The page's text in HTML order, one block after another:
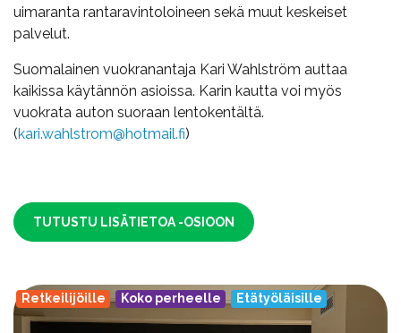
uimaranta rantaravintoloineen sekä muut keskeiset
palvelut.
Suomalainen vuokranantaja Kari Wahlström auttaa
kaikissa käytännön asioissa. Karin kautta voi myös
vuokrata auton suoraan lentokentältä.
(kari.wahlstrom@hotmail.fi)
TUTUSTU LISÄTIETOA -OSIOON
Retkeilijöille Koko perheelle Etätyöläisille